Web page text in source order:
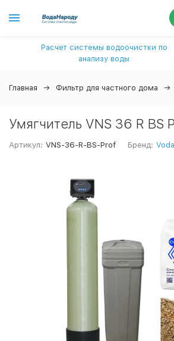
Расчет системы водоочистки по
анализу воды
Главная Фильтр для частного дома
Умягчитель VNS 36 R BS
Артикул: VNS-36-R-BS-Prof Бренд: